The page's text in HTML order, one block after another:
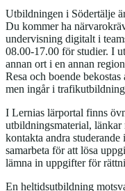
Utbildningen i Södertälje
Du kommer ha
undervisning digitalt i
08.00-17.00 för studier. I
annan ort i en annan
Resa och boende
men ingår i
I Lernias lärportal finns
utbildningsmaterial,
kontakta andra
samarbeta för att lösa
lämna in uppgifter för
En heltidsutbildning